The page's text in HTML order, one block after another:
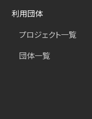
利用団体
プロジェクト一覧
団体一覧